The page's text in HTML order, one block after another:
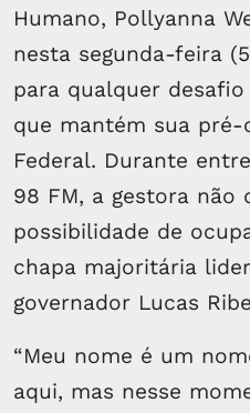
Humano, Pollyanna
nesta segunda-feira
para qualquer
que mantém sua
Federal. Durante
98 FM, a gestora não
possibilidade de
chapa majoritária
governador Lucas
“Meu nome é um
aqui, mas nesse